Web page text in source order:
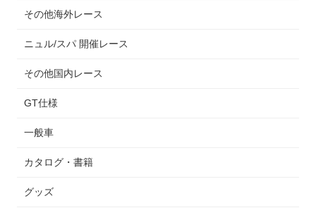
その他海外レース
ニュル/スパ 開催レース
その他国内レース
GT仕様
一般車
カタログ・書籍
グッズ